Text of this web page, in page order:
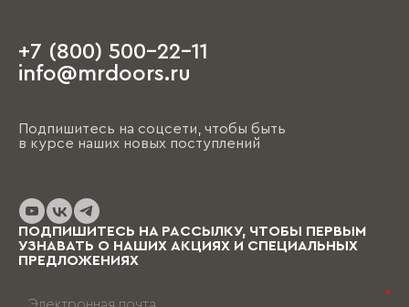
+7 (800) 500-22-11
info@mrdoors.ru
Подпишитесь на соцсети, чтобы быть
в курсе наших новых поступлений
ПОДПИШИТЕСЬ НА РАССЫЛКУ, ЧТОБЫ ПЕРВЫМ
УЗНАВАТЬ О НАШИХ АКЦИЯХ И СПЕЦИАЛЬНЫХ
ПРЕДЛОЖЕНИЯХ
*